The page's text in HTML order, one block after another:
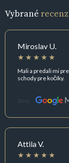
Vybrané
Miroslav U.
Mali a predali mi
schody pre kočíky.
Zdroj:
Attila V.